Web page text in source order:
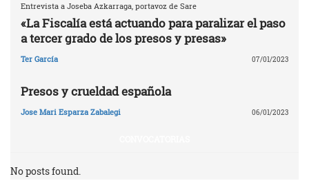
Entrevista a Joseba Azkarraga, portavoz de Sare
«La Fiscalía está actuando para paralizar el paso
a tercer grado de los presos y presas»
Ter García 07/01/2023
Presos y crueldad española
Jose Mari Esparza Zabalegi 06/01/2023
No posts found.